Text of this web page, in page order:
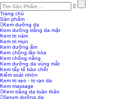
Trang chủ
Sản phẩm
Kem dưỡng da
Kem dưỡng trắng da mặt
Kem trị nám
Kem trị mụn
Kem dưỡng ẩm
Kem chống lão hóa
Kem chống nắng
Kem dưỡng da vùng mắt
Kem tẩy tế bào chết
Kiểm soát nhờn
Kem trị sẹo - trị rạn da
Kem massage
Kem trắng da toàn thân
Serum dưỡng da